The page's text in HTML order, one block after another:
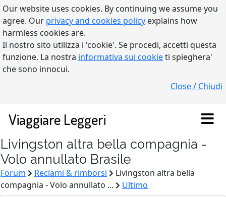
Our website uses cookies. By continuing we assume you
agree. Our privacy and cookies policy explains how
harmless cookies are.
Il nostro sito utilizza i 'cookie'. Se procedi, accetti questa
funzione. La nostra informativa sui cookieti spieghera'
che sono innocui.
Close / Chiudi
Viaggiare Leggeri
Livingston altra bella compagnia -
Volo annullato Brasile
Forum Reclami & rimborsi
Livingston altra bella
compagnia - Volo annullato ...
Ultimo